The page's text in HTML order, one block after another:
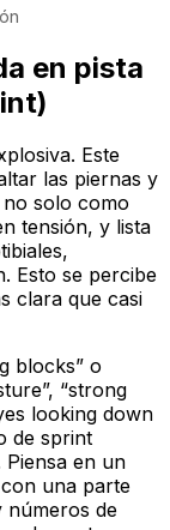
en pista
Este
las piernas y
solo como
tensión, y lista
Esto se percibe
clara que casi
blocks” o
“strong
looking down
de sprint
Piensa en un
una parte
números de